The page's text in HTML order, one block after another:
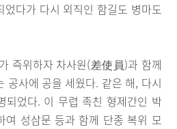
었다가 다시 외직인 함길도 병마도
즉위하자 차사원(差使員)과 함께
공사에 공을 세웠다. 같은 해, 다시
되었다. 이 무렵 족친 형제간인 박
여 성삼문 등과 함께 단종 복위 모